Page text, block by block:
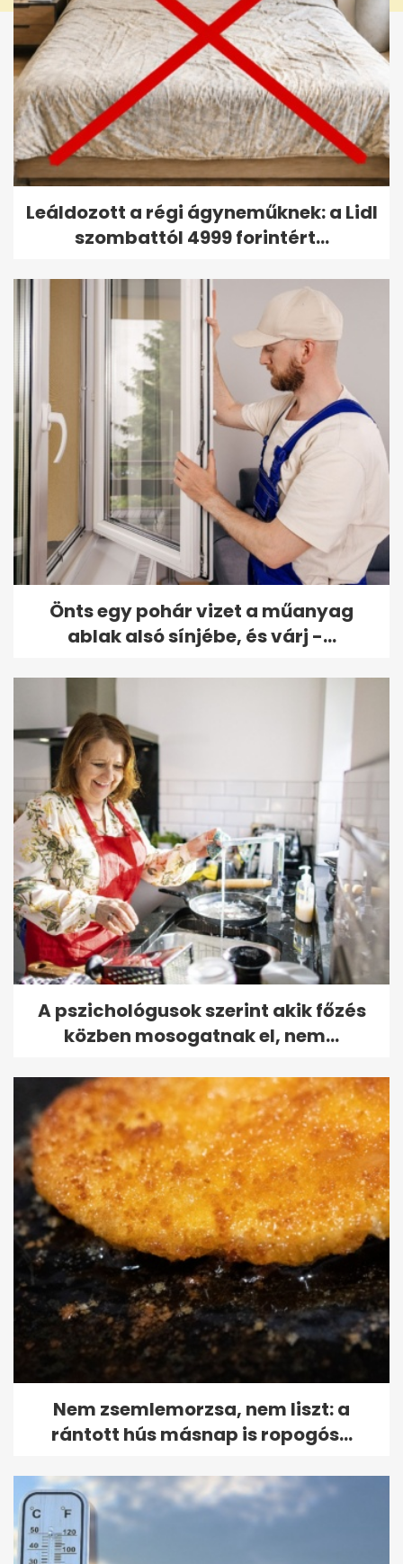
Leáldozott a régi ágyneműknek: a Lidl
szombattól 4999 forintért...
Önts egy pohár vizet a műanyag
ablak alsó sínjébe, és várj -...
A pszichológusok szerint akik főzés
közben mosogatnak el, nem...
Nem zsemlemorzsa, nem liszt: a
rántott hús másnap is ropogós...